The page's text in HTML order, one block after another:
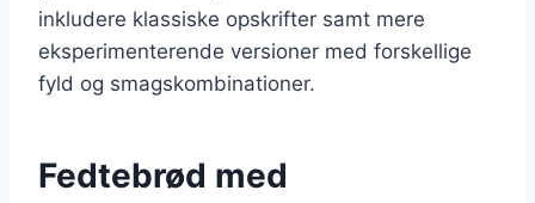
inkludere klassiske opskrifter samt mere
eksperimenterende versioner med forskellige
fyld og smagskombinationer.
Fedtebrød med